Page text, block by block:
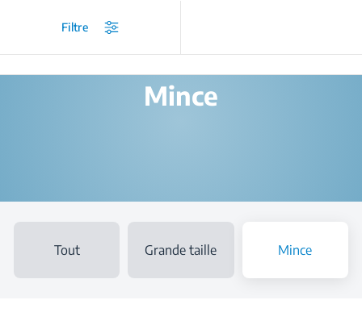
Produits
Mince
Tout Grande taille Mince
Filtre